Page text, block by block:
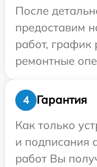
После
предоставим
работ, график
ремонтные
4
Гарантия
Как только
и подписания
работ Вы